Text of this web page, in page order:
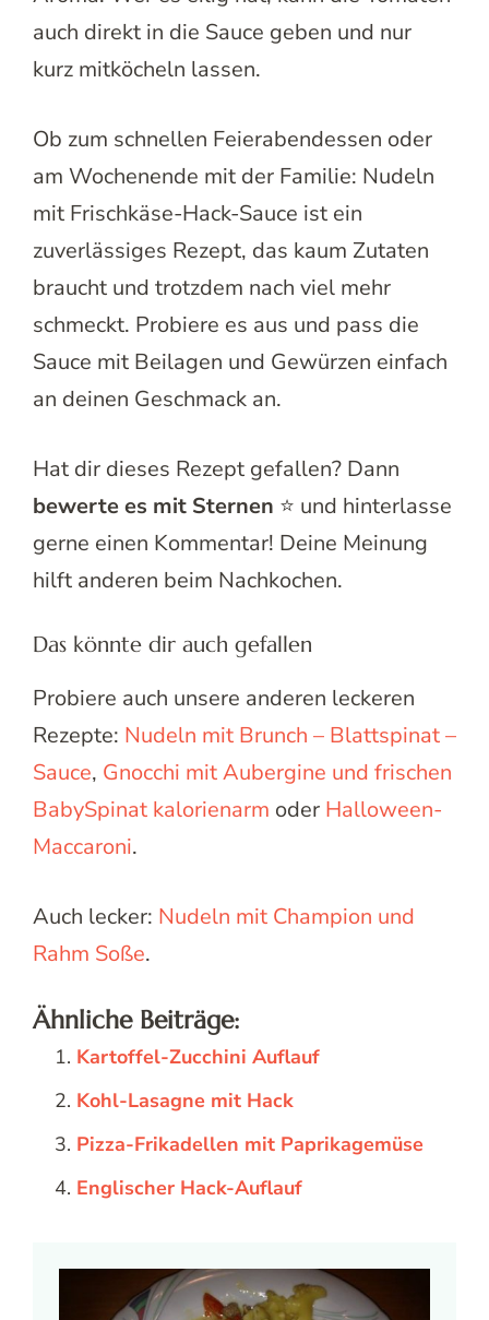
auch direkt in die Sauce geben und nur
kurz mitköcheln lassen.
Ob zum schnellen Feierabendessen oder
am Wochenende mit der Familie: Nudeln
mit Frischkäse-Hack-Sauce ist ein
zuverlässiges Rezept, das kaum Zutaten
braucht und trotzdem nach viel mehr
schmeckt. Probiere es aus und pass die
Sauce mit Beilagen und Gewürzen einfach
an deinen Geschmack an.
Hat dir dieses Rezept gefallen? Dann
bewerte es mit Sternen ⭐ und hinterlasse
gerne einen Kommentar! Deine Meinung
hilft anderen beim Nachkochen.
Das könnte dir auch gefallen
Probiere auch unsere anderen leckeren
Rezepte: Nudeln mit Brunch – Blattspinat –
Sauce, Gnocchi mit Aubergine und frischen
BabySpinat kalorienarm oder Halloween-
Maccaroni.
Auch lecker: Nudeln mit Champion und
Rahm Soße.
Ähnliche Beiträge:
Kartoffel-Zucchini Auflauf
Kohl-Lasagne mit Hack
Pizza-Frikadellen mit Paprikagemüse
Englischer Hack-Auflauf